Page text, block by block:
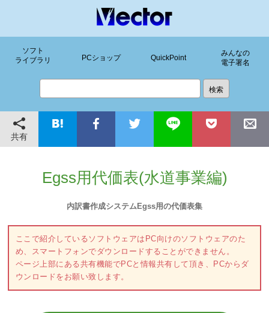
ソフト
ライブラリ
PCショップ QuickPoint
みんなの
電子署名
共有
Egss用代価表(水道事業編)
内訳書作成システムEgss用の代価表集
ここで紹介しているソフトウェアはPC向けのソフトウェアのた
め、スマートフォンでダウンロードすることができません。
ページ上部にある共有機能でPCと情報共有して頂き、PCからダ
ウンロードをお願い致します。